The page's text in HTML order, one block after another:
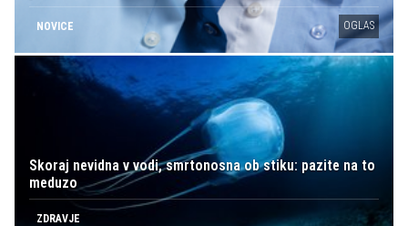
NOVICE OGLAS
Skoraj nevidna v vodi, smrtonosna ob stiku: pazite na to
meduzo
ZDRAVJE